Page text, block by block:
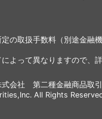
の取扱手数料（別途金融
よって異なりますので、
式会社 第二種金融商品
All Rights